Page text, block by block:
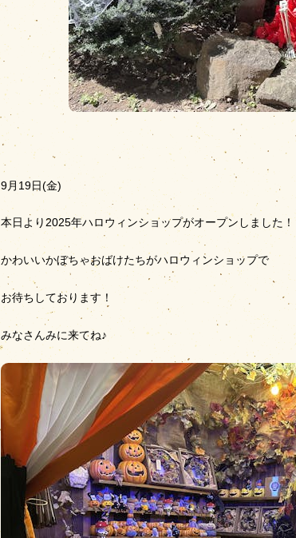
9月19日(金)
本日より2025年ハロウィンショップがオープンしました！
かわいいかぼちゃおばけたちがハロウィンショップで
お待ちしております！
みなさんみに来てね♪